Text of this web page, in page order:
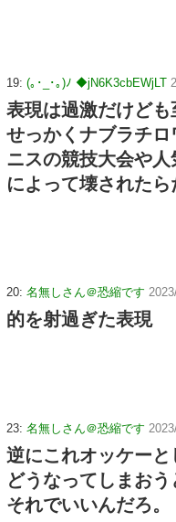
19: (｡･_･｡)ﾉ ◆jN6K3cbEWjLT
表現は過激だけど
せっかくナブラチ
ニスの競技大会や
によって壊された
20: 名無しさん＠恐縮です
的を射過ぎた表現
23: 名無しさん＠恐縮です
逆にこれオッケー
どうなってしまお
それでいいんだろ。